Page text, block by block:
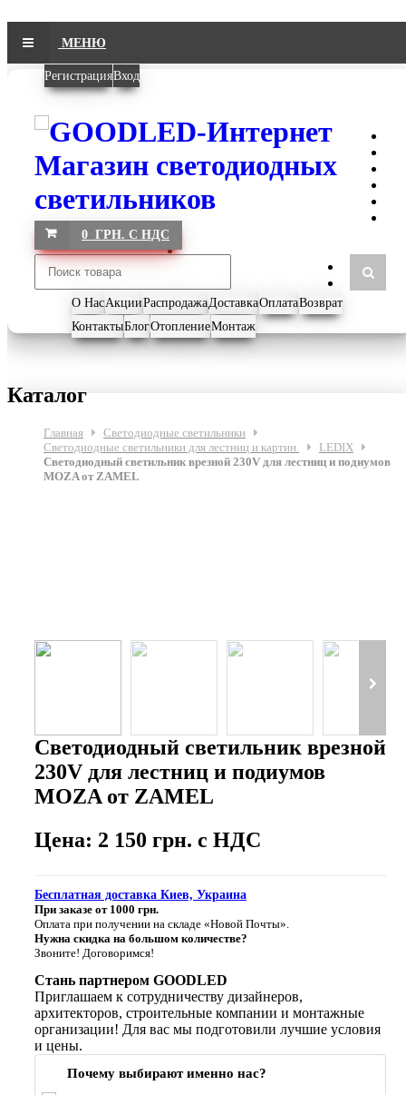
МЕНЮ
РегистрацияВход
0 ГРН. С НДС
О НасАкцииРаспродажаДоставкаОплатаВозврат
КонтактыБлогОтоплениеМонтаж
Каталог
Главная
Светодиодные светильники
Светодиодные светильники для лестниц и картин
LEDIX
Светодиодный светильник врезной 230V для лестниц и подиумов
MOZA от ZAMEL
Светодиодный светильник врезной
230V для лестниц и подиумов
MOZA от ZAMEL
Цена: 2 150 грн. с НДС
Бесплатная доставка Киев, Украина
При заказе от 1000 грн.
Оплата при получении на складе «Новой Почты».
Нужна скидка на большом количестве?
Звоните! Договоримся!
Стань партнером GOODLED
Приглашаем к сотрудничеству дизайнеров,
архитекторов, строительные компании и монтажные
организации! Для вас мы подготовили лучшие условия
и цены.
Почему выбирают именно нас?